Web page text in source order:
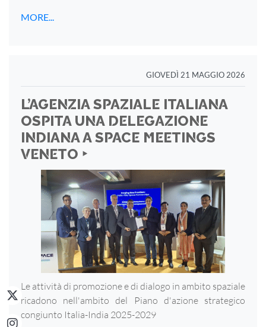
MORE...
GIOVEDÌ 21 MAGGIO 2026
L’AGENZIA SPAZIALE ITALIANA
OSPITA UNA DELEGAZIONE
INDIANA A SPACE MEETINGS
VENETO ‣
Le attività di promozione e di dialogo in ambito spaziale
ricadono nell'ambito del Piano d'azione strategico
congiunto Italia-India 2025-2029